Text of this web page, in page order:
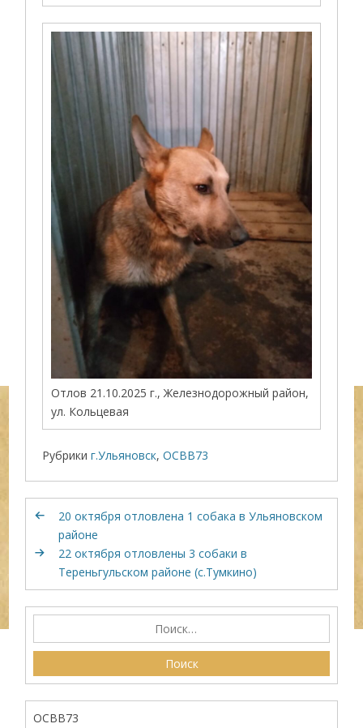
Отлов 21.10.2025 г., Железнодорожный район,
ул. Кольцевая
Рубрики г.Ульяновск,ОСВВ73
20 октября отловлена 1 собака в Ульяновском
районе
22 октября отловлены 3 собаки в
Тереньгульском районе (с.Тумкино)
ОСВВ73